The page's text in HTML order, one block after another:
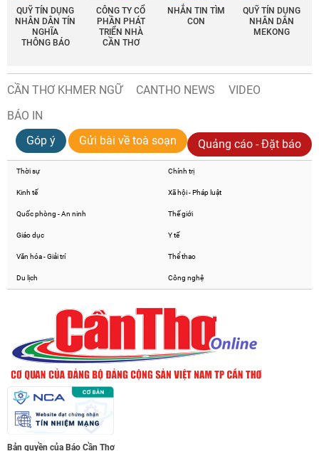
QUỸ TÍN DỤNG
NHÂN DÂN TÍN
NGHĨA
THÔNG BÁO
CÔNG TY CỔ
PHẦN PHÁT
TRIỂN NHÀ
CẦN THƠ
NHẮN TIN TÌM
CON
QUỸ TÍN DỤNG
NHÂN DÂN
MEKONG
CẦN THƠ KHMER NGỮ CANTHO NEWS
VIDEO
BÁO IN
Góp ý
Gửi bài về toà soạn Quảng cáo - Đặt báo
Thời sự Chính trị
Kinh tế Xã hội - Pháp luật
Quốc phòng - An ninh Thế giới
Giáo dục Y tế
Văn hóa - Giải trí Thể thao
Du lịch Công nghệ
Bản quyền của Báo Cần Thơ